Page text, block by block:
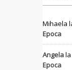
Mihaela
Epoca
Angelala
Epoca